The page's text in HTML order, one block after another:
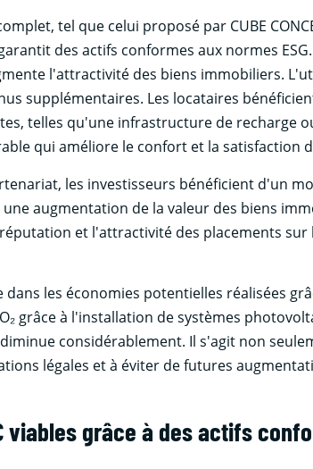
tel que celui proposé par CUBE
des actifs conformes aux normes
l'attractivité des biens immobiliers.
supplémentaires. Les locataires
telles qu'une infrastructure de recharge
qui améliore le confort et la satisfaction
les investisseurs bénéficient d'un
augmentation de la valeur des biens
et l'attractivité des placements
les économies potentielles réalisées
grâce à l'installation de systèmes
considérablement. Il s'agit non
légales et à éviter de futures
viables grâce à des actifs